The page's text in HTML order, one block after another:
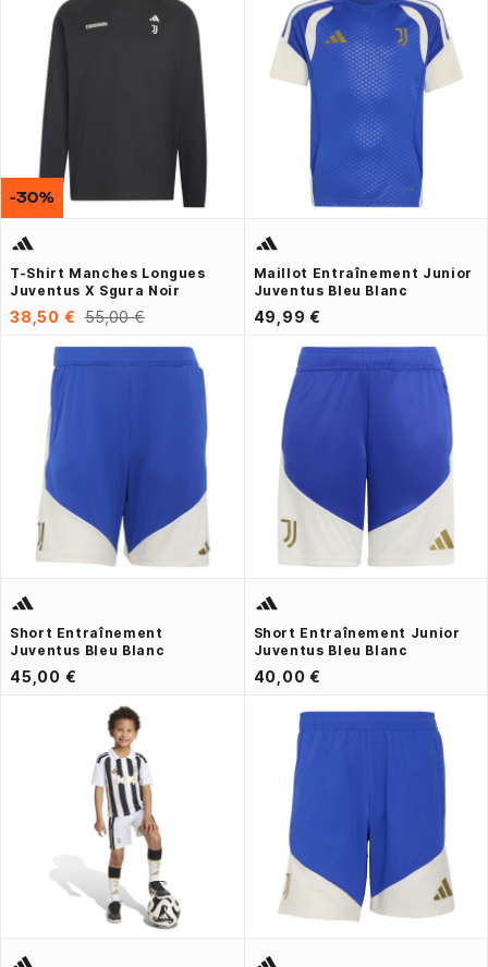
T-Shirt Manches Longues
Juventus X Sgura Noir
38,50 € 55,00 €
-30%
Maillot Entraînement Junior
Juventus Bleu Blanc
49,99 €
Short Entraînement
Juventus Bleu Blanc
45,00 €
Short Entraînement Junior
Juventus Bleu Blanc
40,00 €